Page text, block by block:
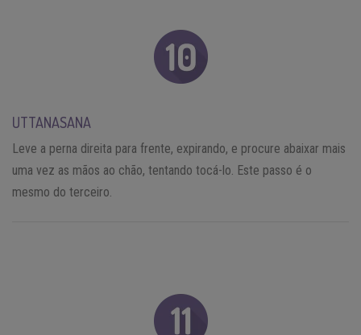
UTTANASANA
Leve a perna direita para frente, expirando, e procure abaixar mais
uma vez as mãos ao chão, tentando tocá-lo. Este passo é o
mesmo do terceiro.